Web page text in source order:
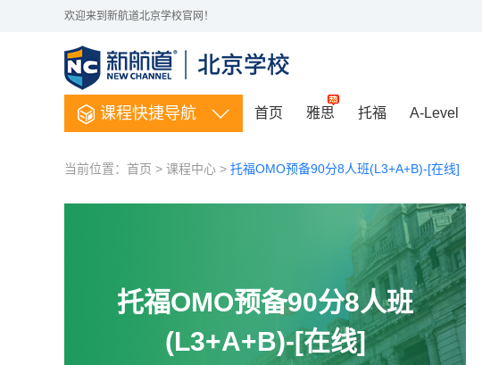
欢迎来到新航道北京学校官网！
课程快捷导航 首页 雅思 托福 A-Level
当前位置： 首页 > 课程中心 > 托福OMO预备90分8人班(L3+A+B)-[在线]
托福OMO预备90分8人班
(L3+A+B)-[在线]